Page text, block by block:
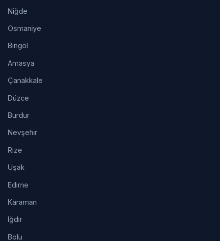
Niğde
Osmaniye
Bingöl
Amasya
Çanakkale
Düzce
Burdur
Nevşehir
Rize
Uşak
Edirne
Karaman
Iğdır
Bolu